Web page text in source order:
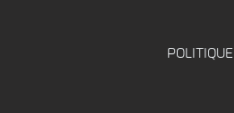
POLITIQUE